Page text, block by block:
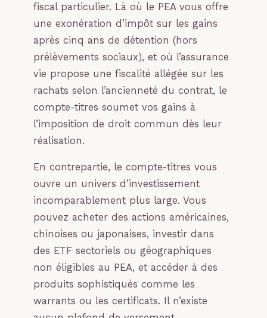
fiscal particulier. Là où le PEA vous offre
une exonération d’impôt sur les gains
après cinq ans de détention (hors
prélèvements sociaux), et où l’assurance
vie propose une fiscalité allégée sur les
rachats selon l’ancienneté du contrat, le
compte-titres soumet vos gains à
l’imposition de droit commun dès leur
réalisation.
En contrepartie, le compte-titres vous
ouvre un univers d’investissement
incomparablement plus large. Vous
pouvez acheter des actions américaines,
chinoises ou japonaises, investir dans
des ETF sectoriels ou géographiques
non éligibles au PEA, et accéder à des
produits sophistiqués comme les
warrants ou les certificats. Il n’existe